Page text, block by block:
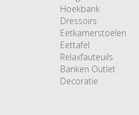
Hoekbank
Dressoirs
Eetkamerstoelen
Eettafel
Relaxfauteuils
Banken Outlet
Decoratie